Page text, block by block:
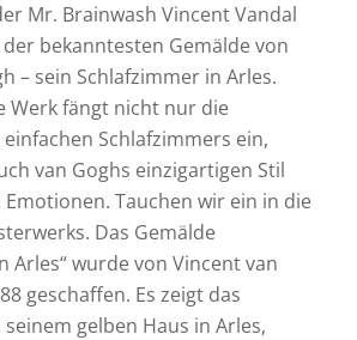
Mr. Brainwash Vincent Vandal
bekanntesten Gemälde von
– sein Schlafzimmer in Arles.
Werk fängt nicht nur die
Schlafzimmers ein,
van Goghs einzigartigen Stil
Tauchen wir ein in die
Das Gemälde
Arles“ wurde von Vincent van
geschaffen. Es zeigt das
gelben Haus in Arles,